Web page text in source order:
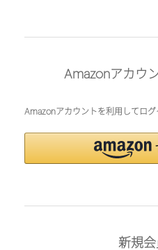
Amazonアカウ
Amazonアカウントを利用してログ
新規